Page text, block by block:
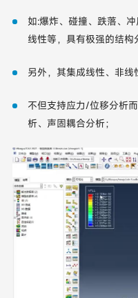
如:爆炸、碰撞、跌落、
线性等，具有极强的结构
另外，其集成线性、非
不但支持应力/位移分析
析、声固耦合分析；